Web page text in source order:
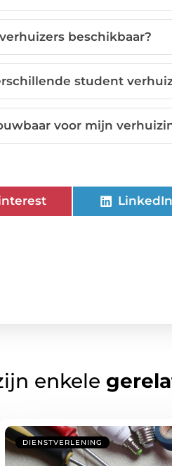
beschikbaar?
student
voor mijn
LinkedIn
enkele
DIENSTVERLENING